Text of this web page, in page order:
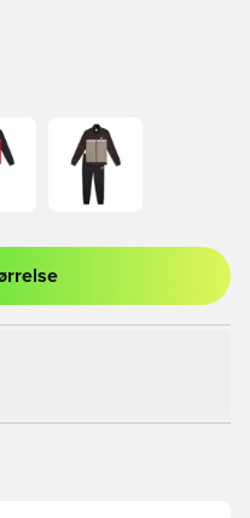
tilmelde dig som medlem